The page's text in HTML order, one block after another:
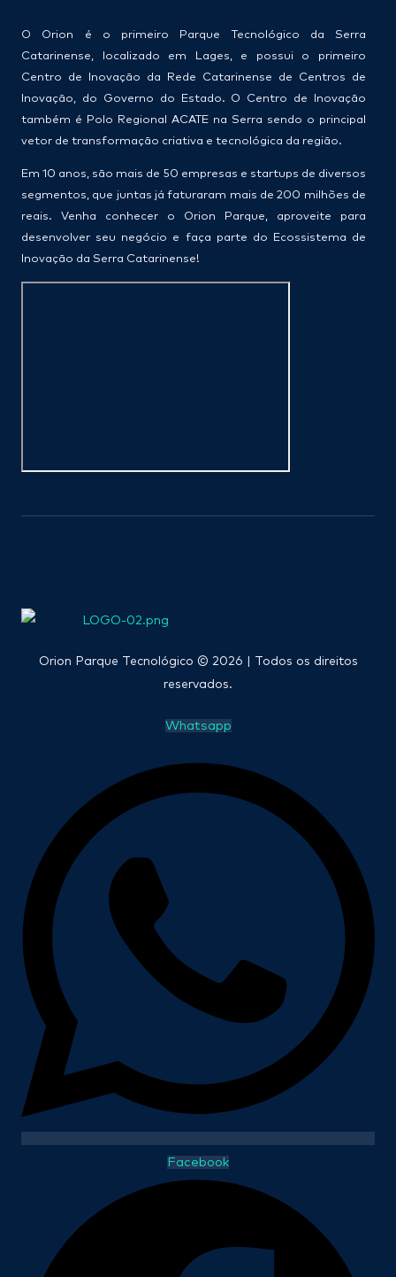
O Orion é o primeiro Parque Tecnológico da Serra
Catarinense, localizado em Lages, e possui o primeiro
Centro de Inovação da Rede Catarinense de Centros de
Inovação, do Governo do Estado. O Centro de Inovação
também é Polo Regional ACATE na Serra sendo o principal
vetor de transformação criativa e tecnológica da região.
Em 10 anos, são mais de 50 empresas e startups de diversos
segmentos, que juntas já faturaram mais de 200 milhões de
reais. Venha conhecer o Orion Parque, aproveite para
desenvolver seu negócio e faça parte do Ecossistema de
Inovação da Serra Catarinense!
Orion Parque Tecnológico © 2026 | Todos os direitos
reservados.
Whatsapp
Facebook